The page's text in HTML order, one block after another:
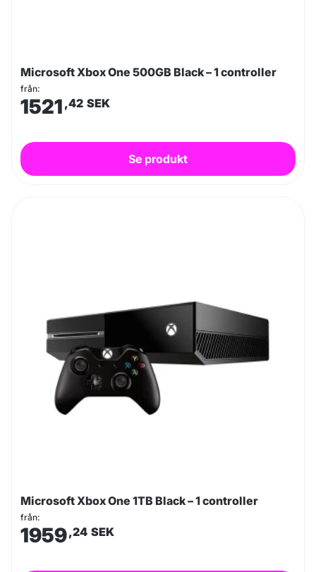
Microsoft Xbox One 500GB Black – 1 controller
från:
1521 ,42 SEK
Se produkt
Microsoft Xbox One 1TB Black – 1 controller
från:
1959,24 SEK